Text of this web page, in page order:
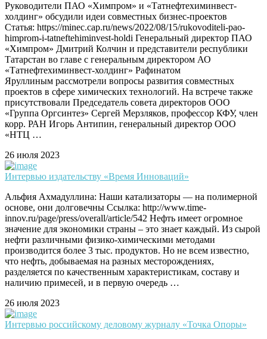
Руководители ПАО «Химпром» и «Татнефтехиминвест-
холдинг» обсудили идеи совместных бизнес-проектов
Статья: https://minec.cap.ru/news/2022/08/15/rukovoditeli-pao-
himprom-i-tatneftehiminvest-holdi Генеральный директор ПАО
«Химпром» Дмитрий Колчин и представители республики
Татарстан во главе с генеральным директором АО
«Татнефтехиминвест-холдинг» Рафинатом
Яруллиным рассмотрели вопросы развития совместных
проектов в сфере химических технологий. На встрече также
присутствовали Председатель совета директоров ООО
«Группа Оргсинтез» Сергей Мерзляков, профессор КФУ, член
корр. РАН Игорь Антипин, генеральный директор ООО
«НТЦ …
26 июля 2023
Интервью издательству «Время Инноваций»
Альфия Ахмадуллина: Наши катализаторы — на полимерной
основе, они долговечны Ссылка: http://www.time-
innov.ru/page/press/overall/article/542 Нефть имеет огромное
значение для экономики страны – это знает каждый. Из сырой
нефти различными физико-химическими методами
производится более 3 тыс. продуктов. Но не всем известно,
что нефть, добываемая на разных месторождениях,
разделяется по качественным характеристикам, составу и
наличию примесей, и в первую очередь …
26 июля 2023
Интервью российскому деловому журналу «Точка Опоры»